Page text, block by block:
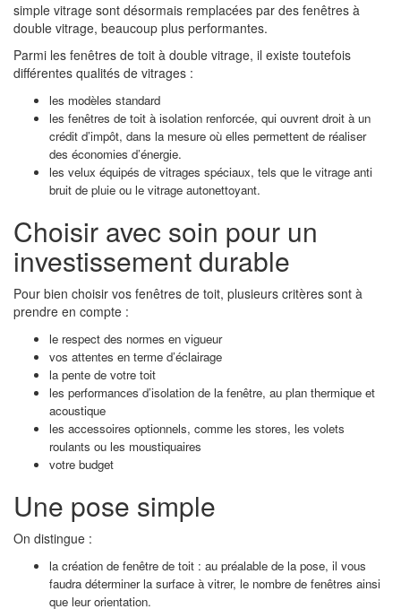
simple vitrage sont désormais remplacées par des fenêtres à
double vitrage, beaucoup plus performantes.
Parmi les fenêtres de toit à double vitrage, il existe toutefois
différentes qualités de vitrages :
les modèles standard
les fenêtres de toit à isolation renforcée, qui ouvrent droit à un
crédit d’impôt, dans la mesure où elles permettent de réaliser
des économies d’énergie.
les velux équipés de vitrages spéciaux, tels que le vitrage anti
bruit de pluie ou le vitrage autonettoyant.
Choisir avec soin pour un
investissement durable
Pour bien choisir vos fenêtres de toit, plusieurs critères sont à
prendre en compte :
le respect des normes en vigueur
vos attentes en terme d’éclairage
la pente de votre toit
les performances d’isolation de la fenêtre, au plan thermique et
acoustique
les accessoires optionnels, comme les stores, les volets
roulants ou les moustiquaires
votre budget
Une pose simple
On distingue :
la création de fenêtre de toit : au préalable de la pose, il vous
faudra déterminer la surface à vitrer, le nombre de fenêtres ainsi
que leur orientation.